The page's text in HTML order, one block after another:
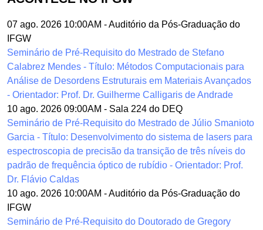
07 ago. 2026 10:00AM -Auditório da Pós-Graduação do
IFGW
Seminário de Pré-Requisito do Mestrado de Stefano
Calabrez Mendes - Título: Métodos Computacionais para
Análise de Desordens Estruturais em Materiais Avançados
- Orientador: Prof. Dr. Guilherme Calligaris de Andrade
10 ago. 2026 09:00AM - Sala 224 do DEQ
Seminário de Pré-Requisito do Mestrado de Júlio Smanioto
Garcia - Título: Desenvolvimento do sistema de lasers para
espectroscopia de precisão da transição de três níveis do
padrão de frequência óptico de rubídio - Orientador: Prof.
Dr. Flávio Caldas
10 ago. 2026 10:00AM -Auditório da Pós-Graduação do
IFGW
Seminário de Pré-Requisito do Doutorado de Gregory